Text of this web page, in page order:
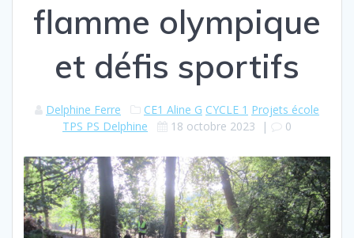
flamme olympique
et défis sportifs
Delphine Ferre CE1 Aline G CYCLE 1 Projets école
TPS PS Delphine
18 octobre 2023 | 0